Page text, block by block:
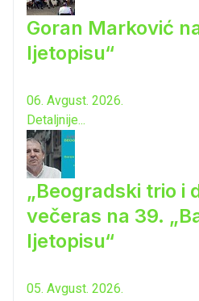
Goran Marković
ljetopisu“
06. Avgust. 2026.
Detaljnije...
„Beogradski trio i
večeras na 39.
ljetopisu“
05. Avgust. 2026.